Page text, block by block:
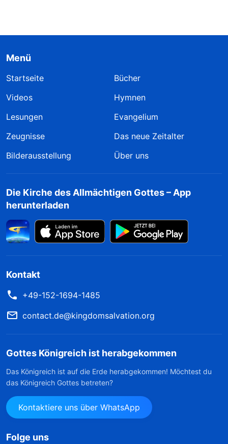
Menü
Startseite
Bücher
Videos
Hymnen
Lesungen
Evangelium
Zeugnisse
Das neue Zeitalter
Bilderausstellung
Über uns
Die Kirche des Allmächtigen Gottes – App
herunterladen
Kontakt
+49-152-1694-1485
contact.de@kingdomsalvation.org
Gottes Königreich ist herabgekommen
Das Königreich ist auf die Erde herabgekommen! Möchtest du
das Königreich Gottes betreten?
Kontaktiere uns über WhatsApp
Folge uns